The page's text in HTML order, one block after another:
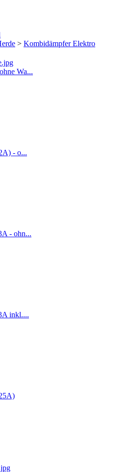
> Kombidämpfer Elektro
Wa...
- o...
- ohn...
inkl....